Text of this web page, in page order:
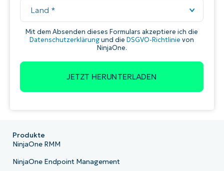
Produkte
NinjaOne RMM
NinjaOne Endpoint Management